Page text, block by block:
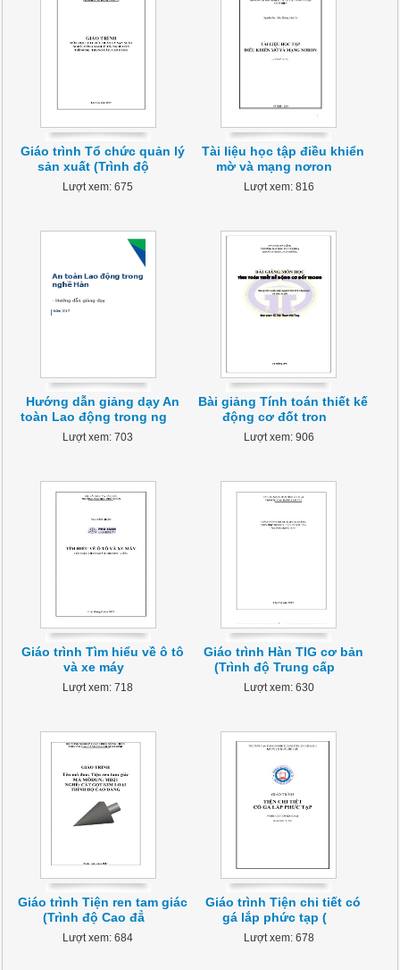
Giáo trình Tổ chức quản lý
sản xuất (Trình độ
Lượt xem: 675
Tài liệu học tập điều khiển
mờ và mạng nơron
Lượt xem: 816
Hướng dẫn giảng dạy An
toàn Lao động trong ng
Lượt xem: 703
Bài giảng Tính toán thiết kế
động cơ đốt tron
Lượt xem: 906
Giáo trình Tìm hiểu về ô tô
và xe máy
Lượt xem: 718
Giáo trình Hàn TIG cơ bản
(Trình độ Trung cấp
Lượt xem: 630
Giáo trình Tiện ren tam giác
(Trình độ Cao đẳ
Lượt xem: 684
Giáo trình Tiện chi tiết có
gá lắp phức tạp (
Lượt xem: 678